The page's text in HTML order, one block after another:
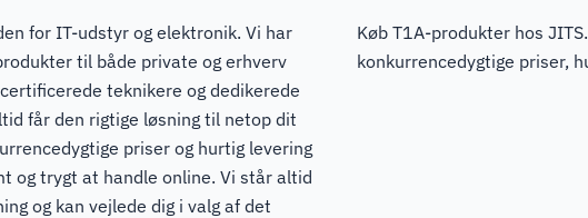
for IT-udstyr og elektronik. Vi har
til både private og erhverv
teknikere og dedikerede
får den rigtige løsning til netop dit
priser og hurtig levering
og trygt at handle online. Vi står altid
og kan vejlede dig i valg af det
Køb T1A-produkter hos
konkurrencedygtige priser,